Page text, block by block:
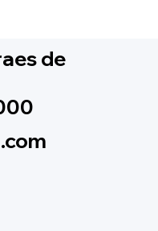
Categorias e
de